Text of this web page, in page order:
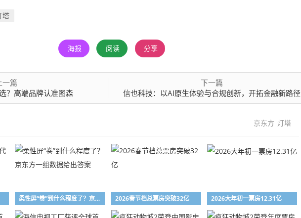
塔
海报 阅读 分享
一篇
？高端品牌认准图森
下一篇
信也科技：以AI原生体验与合规创新，开拓金融新路径
京东方 灯塔
柔性屏“卷”到什么程度了？京东方一组数据给出答案 2026春节档总票房突破32亿 2026大年初一票房12.31亿